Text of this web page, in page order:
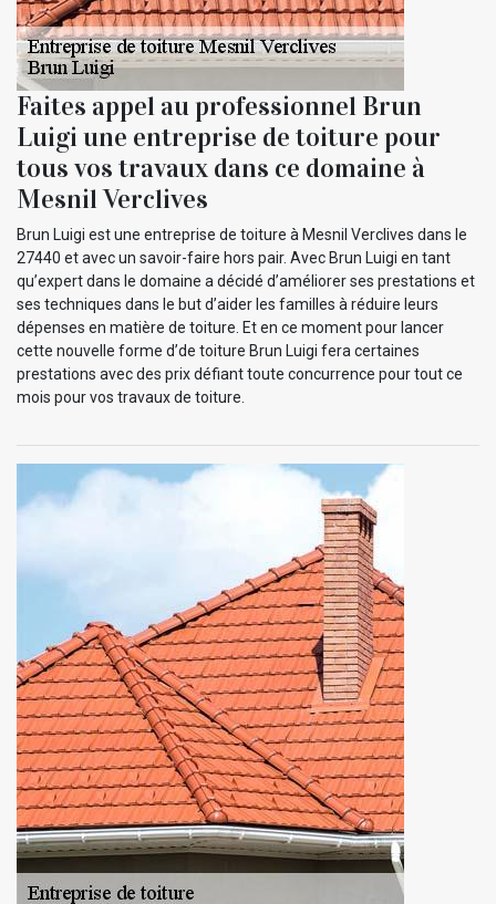
Faites appel au professionnel Brun
Luigi une entreprise de toiture pour
tous vos travaux dans ce domaine à
Mesnil Verclives
Brun Luigi est une entreprise de toiture à Mesnil Verclives dans le
27440 et avec un savoir-faire hors pair. Avec Brun Luigi en tant
qu’expert dans le domaine a décidé d’améliorer ses prestations et
ses techniques dans le but d’aider les familles à réduire leurs
dépenses en matière de toiture. Et en ce moment pour lancer
cette nouvelle forme d’de toiture Brun Luigi fera certaines
prestations avec des prix défiant toute concurrence pour tout ce
mois pour vos travaux de toiture.